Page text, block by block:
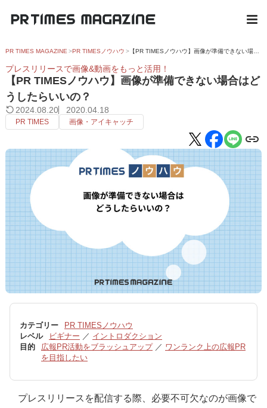
PR TIMES MAGAZINE PR TIMESノウハウ 【PR TIMESノウハウ】画像が準備できない場合はどうしたらいいの？
プレスリリースで画像&動画をもっと活用！
【PR TIMESノウハウ】画像が準備できない場合はど
うしたらいいの？
2024.08.20 2020.04.18
PR TIMES 画像・アイキャッチ
カテゴリー
PR TIMESノウハウ
レベル
ビギナー ／ イントロダクション
目的
広報PR活動をブラッシュアップ／ ワンランク上の広報PR
を目指したい
プレスリリースを配信する際、必要不可欠なのが画像で